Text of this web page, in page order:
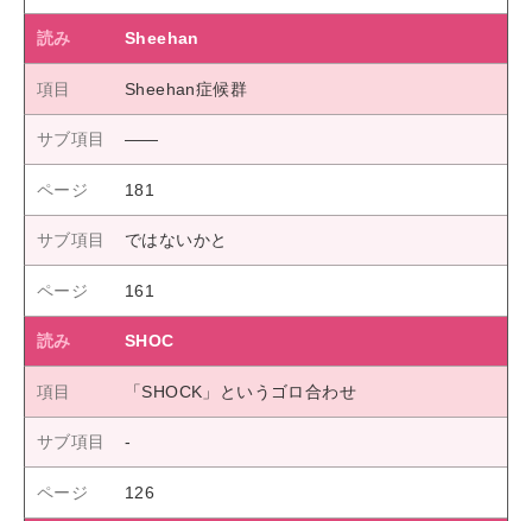
Sheehan
Sheehan症候群
――
181
ではないかと
161
SHOC
「SHOCK」というゴロ合わせ
126